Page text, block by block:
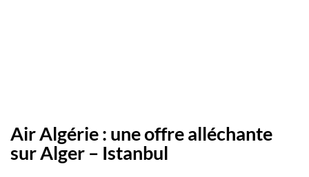
Air Algérie : une offre alléchante
sur Alger – Istanbul